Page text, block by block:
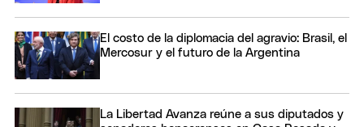
El costo de la diplomacia del agravio: Brasil, el
Mercosur y el futuro de la Argentina
La Libertad Avanza reúne a sus diputados y